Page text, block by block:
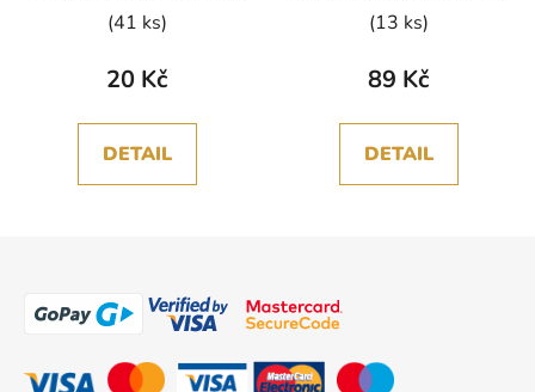
(41 ks)
20 Kč
DETAIL
(13 ks)
89 Kč
DETAIL